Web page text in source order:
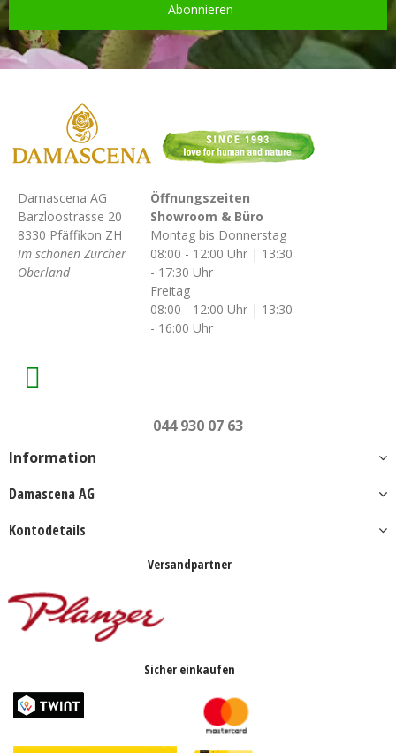
Abonnieren
Damascena AG
Barzloostrasse 20
8330 Pfäffikon ZH
Im schönen Zürcher
Oberland
Öffnungszeiten
Showroom & Büro
Montag bis Donnerstag
08:00 - 12:00 Uhr | 13:30
- 17:30 Uhr
Freitag
08:00 - 12:00 Uhr | 13:30
- 16:00 Uhr
044 930 07 63
Information
Damascena AG
Kontodetails
Versandpartner
Sicher einkaufen